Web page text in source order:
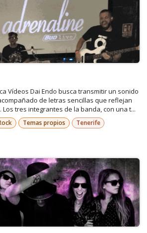
Vídeos Dai Endo busca transmitir un sonido
de letras sencillas que reflejan
tres integrantes de la banda, con una t...
Temas propios Tenerife